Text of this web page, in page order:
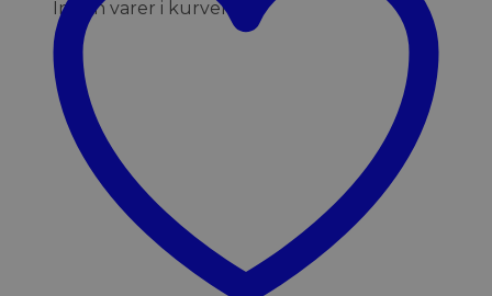
Ingen varer i kurven.